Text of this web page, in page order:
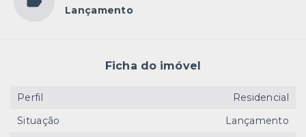
Lançamento
Ficha do imóvel
Perfil
Residencial
Situação
Lançamento